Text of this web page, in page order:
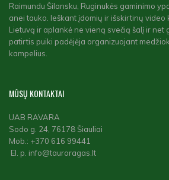
Raimundu Šilansku, Ruginukės gaminimo
anei tauko. Ieškant įdomių ir išskirtinų video
Lietuvą ir aplankė ne vieną svečią šalį ir net
patirtis puiki padėjėja organizuojant
kampelius.
MŪSŲ KONTAKTAI
UAB RAVARA
Sodo g. 24, 76178 Šiauliai
Mob.: +370 616 99441
El. p. info@tauroragas.lt